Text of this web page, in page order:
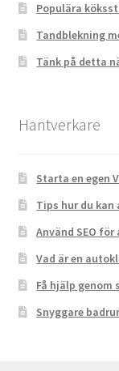
Populära
Tandblekning
Tänk på detta
Hantverkare
Starta en egen
Tips hur du
Använd SEO
Vad är en
Få hjälp genom
Snyggare